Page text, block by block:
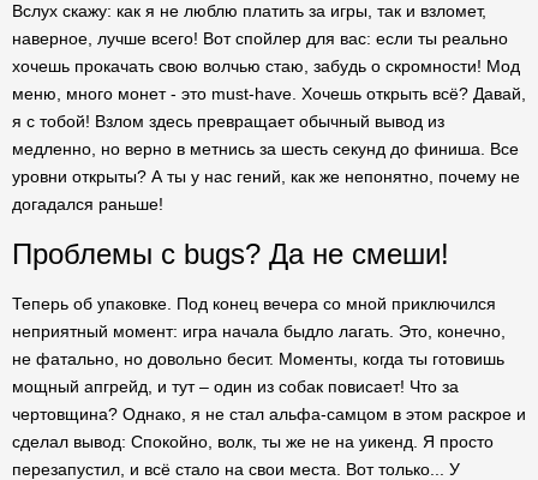
Вслух скажу: как я не люблю платить за игры, так и взломет,
наверное, лучше всего! Вот спойлер для вас: если ты реально
хочешь прокачать свою волчью стаю, забудь о скромности! Мод
меню, много монет - это must-have. Хочешь открыть всё? Давай,
я с тобой! Взлом здесь превращает обычный вывод из
медленно, но верно в метнись за шесть секунд до финиша. Все
уровни открыты? А ты у нас гений, как же непонятно, почему не
догадался раньше!
Проблемы с bugs? Да не смеши!
Теперь об упаковке. Под конец вечера со мной приключился
неприятный момент: игра начала быдло лагать. Это, конечно,
не фатально, но довольно бесит. Моменты, когда ты готовишь
мощный апгрейд, и тут – один из собак повисает! Что за
чертовщина? Однако, я не стал альфа-самцом в этом раскрое и
сделал вывод: Спокойно, волк, ты же не на уикенд. Я просто
перезапустил, и всё стало на свои места. Вот только... У